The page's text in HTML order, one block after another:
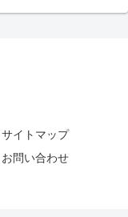
サイトマップ
お問い合わせ